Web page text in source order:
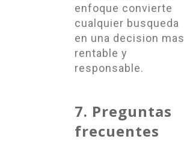
enfoque convierte
cualquier busqueda
en una decision mas
rentable y
responsable.
7. Preguntas
frecuentes